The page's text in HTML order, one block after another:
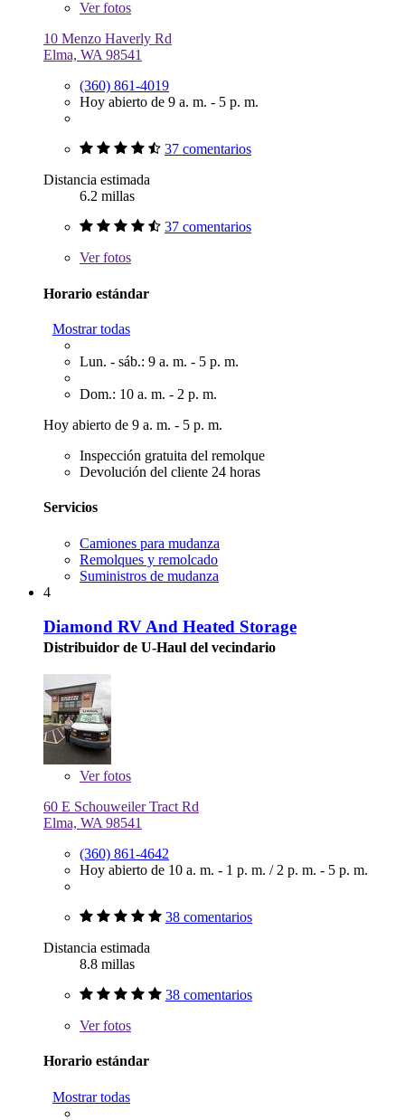
Verfotos
10 Menzo Haverly Rd
Elma, WA 98541
(360) 861-4019
Hoy abierto de 9 a. m. - 5 p. m.
37 comentarios
Distancia estimada
6.2 millas
37 comentarios
Verfotos
Horario estándar
Mostrar todas
Lun. - sáb.: 9 a. m. - 5 p. m.
Dom.: 10 a. m. - 2 p. m.
Hoy abierto de 9 a. m. - 5 p. m.
Inspección gratuita del remolque
Devolución del cliente 24 horas
Servicios
Camiones para mudanza
Remolques y remolcado
Suministros de mudanza
4
Diamond RV And Heated Storage
Distribuidor de U-Haul del vecindario
Verfotos
60 E Schouweiler Tract Rd
Elma, WA 98541
(360) 861-4642
Hoy abierto de 10 a. m. - 1 p. m. / 2 p. m. - 5 p. m.
38 comentarios
Distancia estimada
8.8 millas
38 comentarios
Verfotos
Horario estándar
Mostrar todas